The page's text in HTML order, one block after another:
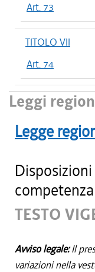
Art. 73
TITOLO VII
Art. 74
Leggi
Legge
TESTO
Avviso legale:Il
variazioni nella